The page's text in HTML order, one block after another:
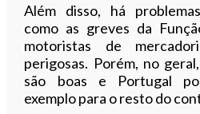
Além disso, há
como as greves da
motoristas de
perigosas. Porém, no
são boas e Portugal
exemplo para o resto do